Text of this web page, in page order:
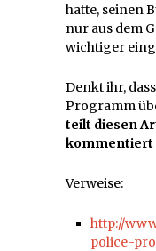
hatte, seinen
nur aus dem
wichtiger
Denkt ihr,
Programm
teilt diesen
kommentiert
Verweise:
http://
police-